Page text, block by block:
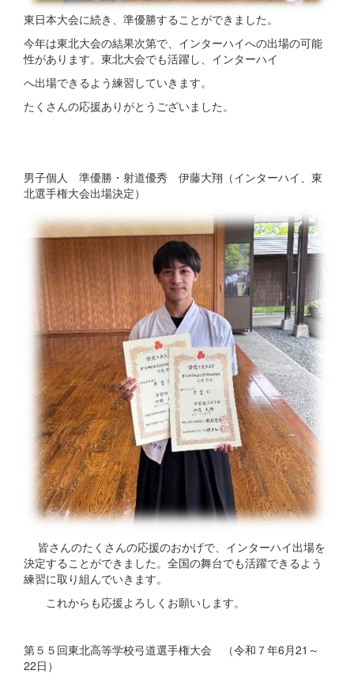
東日本大会に続き、準優勝することができました。
今年は東北大会の結果次第で、インターハイへの出場の可能
性があります。東北大会でも活躍し、インターハイ
へ出場できるよう練習していきます。
たくさんの応援ありがとうございました。
男子個人 準優勝・射道優秀 伊藤大翔（インターハイ、東
北選手権大会出場決定）
皆さんのたくさんの応援のおかげで、インターハイ出場を
決定することができました。全国の舞台でも活躍できるよう
練習に取り組んでいきます。
これからも応援よろしくお願いします。
第５５回東北高等学校弓道選手権大会 （令和７年6月21～
22日）